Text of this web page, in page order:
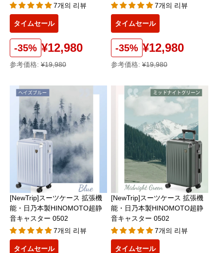
7개의 리뷰
タイムセール
-35% ¥12,980
参考価格: ¥19,980
7개의 리뷰
タイムセール
-35% ¥12,980
参考価格: ¥19,980
[NewTrip]スーツケース 拡張機
能・日乃本製HINOMOTO超静
音キャスター 0502
7개의 리뷰
タイムセール
[NewTrip]スーツケース 拡張機
能・日乃本製HINOMOTO超静
音キャスター 0502
7개의 리뷰
タイムセール